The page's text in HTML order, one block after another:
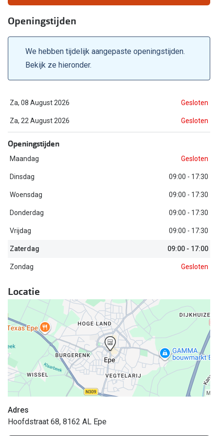
Merken
DbyD
Michael Kors
Emporio Armani
Oakley
Ralph Lauren
Burberry
Alle brillen merken
Bril online passen
Brillentrends
Zorgvergoeding brillen
Meekleurende glazen
Nachtbril
Alles over brillen
Biofinity
Doe de
Alles
Openingstijden
We hebben tijdelijk aangepaste openingstijden.
Bekijk ze hieronder.
Za, 08 August 2026 Gesloten
Za, 22 August 2026 Gesloten
Openingstijden
Maandag Gesloten
Dinsdag 09:00 - 17:30
Woensdag 09:00 - 17:30
Donderdag 09:00 - 17:30
Vrijdag 09:00 - 17:30
Zaterdag 09:00 - 17:00
Zondag Gesloten
Locatie
Adres
Hoofdstraat 68, 8162 AL Epe